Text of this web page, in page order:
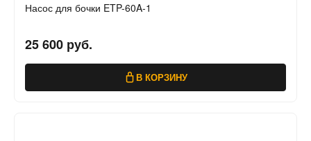
Насос для бочки ETP-60A-1
25 600 руб.
В КОРЗИНУ